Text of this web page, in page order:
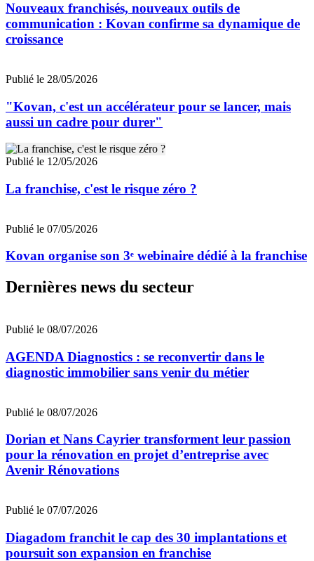
Nouveaux franchisés, nouveaux outils de
communication : Kovan confirme sa dynamique de
croissance
Publié le 28/05/2026
"Kovan, c'est un accélérateur pour se lancer, mais
aussi un cadre pour durer"
Publié le 12/05/2026
La franchise, c'est le risque zéro ?
Publié le 07/05/2026
Kovan organise son 3ᵉ webinaire dédié à la franchise
Dernières news du secteur
Publié le 08/07/2026
AGENDA Diagnostics : se reconvertir dans le
diagnostic immobilier sans venir du métier
Publié le 08/07/2026
Dorian et Nans Cayrier transforment leur passion
pour la rénovation en projet d’entreprise avec
Avenir Rénovations
Publié le 07/07/2026
Diagadom franchit le cap des 30 implantations et
poursuit son expansion en franchise